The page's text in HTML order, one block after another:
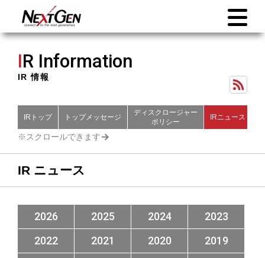
IR Information
IR 情報
IRトップ トップメッセージ
ディスクロージャー
ポリシー
IRニュース
IR ニュース
2026 2025 2024
2023
2022
2021 2020
2019